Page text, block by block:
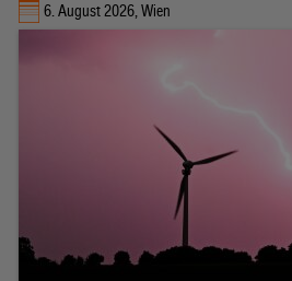
6. August 2026, Wien